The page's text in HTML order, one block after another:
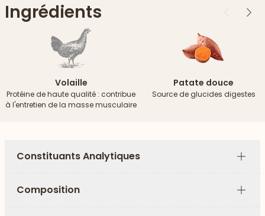
Ingrédients Précédent
Volaille
Protéine de haute qualité : contribue
à l'entretien de la masse musculaire
Patate douce
Source de glucides digestes
Constituants Analytiques
Plus
Composition
Plus